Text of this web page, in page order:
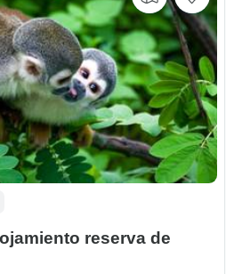
reserva de